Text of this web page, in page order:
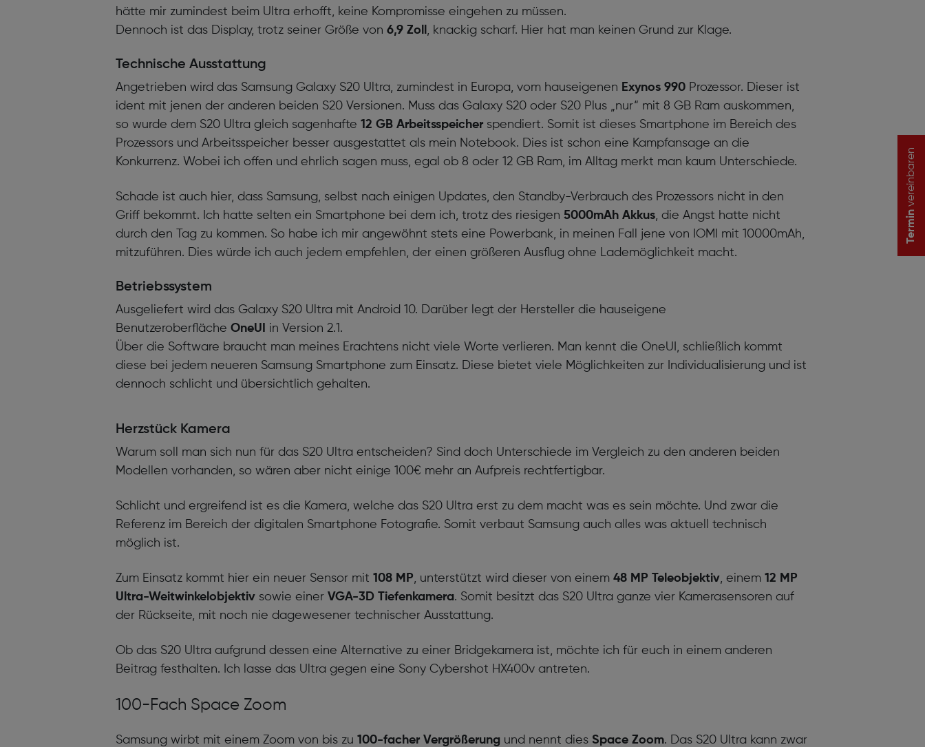
hätte mir zumindest beim Ultra erhofft, keine Kompromisse eingehen zu müssen.
Dennoch ist das Display, trotz seiner Größe von 6,9 Zoll , knackig scharf. Hier hat man keinen Grund zur Klage.
Technische Ausstattung
Angetrieben wird das Samsung Galaxy S20 Ultra, zumindest in Europa, vom hauseigenen Exynos 990 Prozessor. Dieser ist
ident mit jenen der anderen beiden S20 Versionen. Muss das Galaxy S20 oder S20 Plus „nur“ mit 8 GB Ram auskommen,
so wurde dem S20 Ultra gleich sagenhafte 12 GB Arbeitsspeicher spendiert. Somit ist dieses Smartphone im Bereich des
Prozessors und Arbeitsspeicher besser ausgestattet als mein Notebook. Dies ist schon eine Kampfansage an die
Konkurrenz. Wobei ich offen und ehrlich sagen muss, egal ob 8 oder 12 GB Ram, im Alltag merkt man kaum Unterschiede.
Schade ist auch hier, dass Samsung, selbst nach einigen Updates, den Standby-Verbrauch des Prozessors nicht in den
Griff bekommt. Ich hatte selten ein Smartphone bei dem ich, trotz des riesigen 5000mAh Akkus, die Angst hatte nicht
durch den Tag zu kommen. So habe ich mir angewöhnt stets eine Powerbank, in meinen Fall jene von IOMI mit 10000mAh,
mitzuführen. Dies würde ich auch jedem empfehlen, der einen größeren Ausflug ohne Lademöglichkeit macht.
Betriebssystem
Ausgeliefert wird das Galaxy S20 Ultra mit Android 10. Darüber legt der Hersteller die hauseigene
Benutzeroberfläche OneUI
in Version 2.1.
Über die Software braucht man meines Erachtens nicht viele Worte verlieren. Man kennt die OneUI, schließlich kommt
diese bei jedem neueren Samsung Smartphone zum Einsatz. Diese bietet viele Möglichkeiten zur Individualisierung und ist
dennoch schlicht und übersichtlich gehalten.
Herzstück Kamera
Warum soll man sich nun für das S20 Ultra entscheiden? Sind doch Unterschiede im Vergleich zu den anderen beiden
Modellen vorhanden, so wären aber nicht einige 100€ mehr an Aufpreis rechtfertigbar.
Schlicht und ergreifend ist es die Kamera, welche das S20 Ultra erst zu dem macht was es sein möchte. Und zwar die
Referenz im Bereich der digitalen Smartphone Fotografie. Somit verbaut Samsung auch alles was aktuell technisch
möglich ist.
Zum Einsatz kommt hier ein neuer Sensor mit 108 MP, unterstützt wird dieser von einem 48 MP Teleobjektiv, einem 12 MP
Ultra-Weitwinkelobjektiv sowie einer VGA-3D Tiefenkamera. Somit besitzt das S20 Ultra ganze vier Kamerasensoren auf
der Rückseite, mit noch nie dagewesener technischer Ausstattung.
Ob das S20 Ultra aufgrund dessen eine Alternative zu einer Bridgekamera ist, möchte ich für euch in einem anderen
Beitrag festhalten. Ich lasse das Ultra gegen eine Sony Cybershot HX400v antreten.
100-Fach Space Zoom
Samsung wirbt mit einem Zoom von bis zu 100-facher Vergrößerung und nennt dies Space Zoom. Das S20 Ultra kann zwar
Termin
vereinbaren